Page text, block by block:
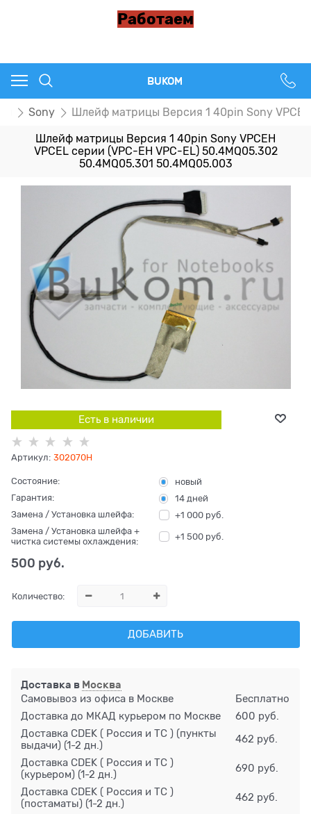
Работаем
BUKOM
Sony Шлейф матрицы Версия 1 40pin Sony
Шлейф матрицы Версия 1 40pin Sony VPCEH
VPCEL серии (VPC-EH VPC-EL) 50.4MQ05.302
50.4MQ05.301 50.4MQ05.003
Есть в наличии
Артикул: 302070H
Состояние:
новый
Гарантия:
14 дней
Замена / Установка шлейфа:
+1 000 руб.
Замена / Установка шлейфа +
чистка системы охлаждения:
+1 500 руб.
500 руб.
Количество:
ДОБАВИТЬ
Доставка в Москва
Самовывоз из офиса в Москве
Бесплатно
Доставка до МКАД курьером по Москве
600 руб.
Доставка CDEK ( Россия и ТС ) (пункты
выдачи) (1-2 дн.)
462 руб.
Доставка CDEK ( Россия и ТС )
(курьером) (1-2 дн.)
690 руб.
Доставка CDEK ( Россия и ТС )
(постаматы) (1-2 дн.)
462 руб.